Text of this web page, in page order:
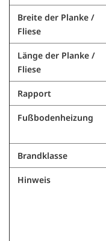
Breite der Planke /
Fliese
Länge der Planke /
Fliese
Rapport
Fußbodenheizung
Brandklasse
Hinweis